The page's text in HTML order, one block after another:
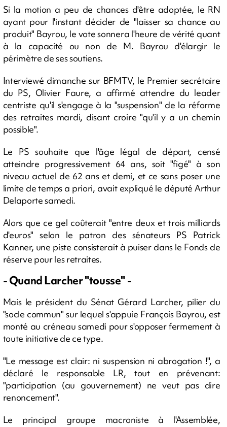
Si la motion a peu de chances d'être adoptée, le RN
ayant pour l'instant décider de "laisser sa chance au
produit" Bayrou, le vote sonnera l'heure de vérité quant
à la capacité ou non de M. Bayrou d'élargir le
périmètre de ses soutiens.
Interviewé dimanche sur BFMTV, le Premier secrétaire
du PS, Olivier Faure, a affirmé attendre du leader
centriste qu'il s'engage à la "suspension" de la réforme
des retraites mardi, disant croire "qu'il y a un chemin
possible".
Le PS souhaite que l'âge légal de départ, censé
atteindre progressivement 64 ans, soit "figé" à son
niveau actuel de 62 ans et demi, et ce sans poser une
limite de temps a priori, avait expliqué le député Arthur
Delaporte samedi.
Alors que ce gel coûterait "entre deux et trois milliards
d'euros" selon le patron des sénateurs PS Patrick
Kanner, une piste consisterait à puiser dans le Fonds de
réserve pour les retraites.
- Quand Larcher "tousse" -
Mais le président du Sénat Gérard Larcher, pilier du
"socle commun" sur lequel s'appuie François Bayrou, est
monté au créneau samedi pour s'opposer fermement à
toute initiative de ce type.
"Le message est clair: ni suspension ni abrogation !", a
déclaré le responsable LR, tout en prévenant:
"participation (au gouvernement) ne veut pas dire
renoncement".
Le principal groupe macroniste à l'Assemblée,